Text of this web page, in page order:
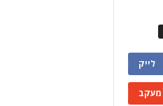
לייק
מעקב